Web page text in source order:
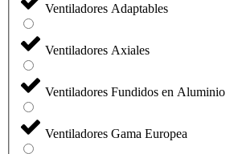
Ventiladores Adaptables
Ventiladores Axiales
Ventiladores Fundidos en Aluminio
Ventiladores Gama Europea